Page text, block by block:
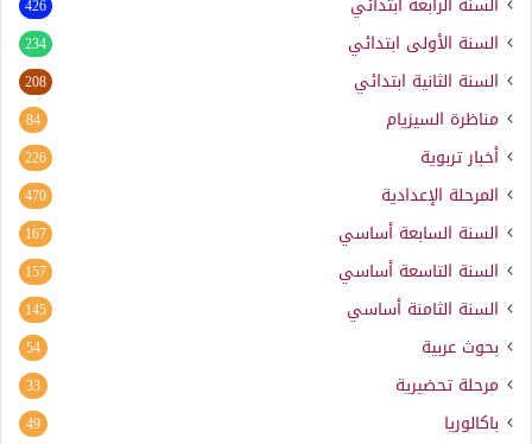
426
السنة الأولى ابتدائي 234
السنة الثانية ابتدائي 208
مناظرة السيزيام 84
أخبار تربوية 226
المرحلة الإعدادية 470
السنة السابعة أساسي 167
السنة التاسعة أساسي 157
السنة الثامنة أساسي 145
بحوث عربية 54
مرحلة تحضيرية 33
باكالوريا 49